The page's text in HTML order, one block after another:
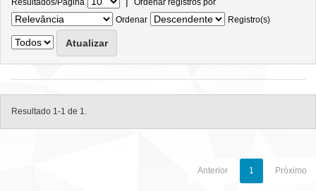
Resultados/Página
Ordenar registros por
Ordenar
Registro(s)
Resultado 1-1 de 1.
Anterior 1 Próximo